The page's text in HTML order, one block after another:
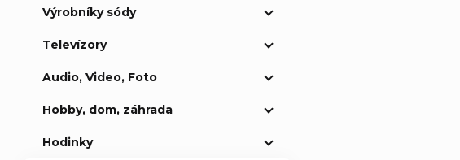
Výrobníky sódy
Televízory
Audio, Video, Foto
Hobby, dom, záhrada
Hodinky